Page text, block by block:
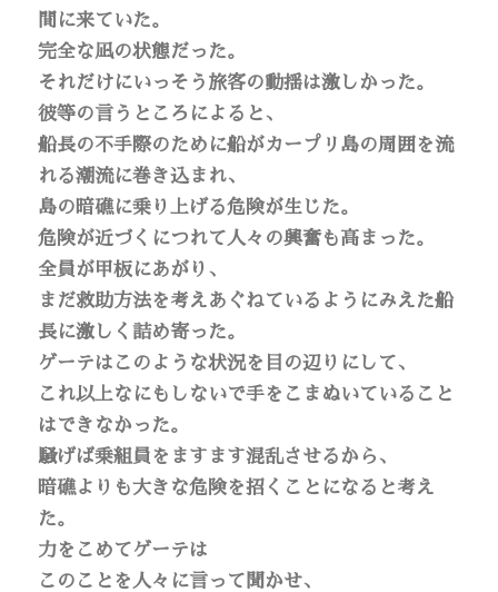
間に来ていた。
完全な凪の状態だった。
それだけにいっそう旅客の動揺は激しかった。
彼等の言うところによると、
船長の不手際のために船がカープリ島の周囲を流
れる潮流に巻き込まれ、
島の暗礁に乗り上げる危険が生じた。
危険が近づくにつれて人々の興奮も高まった。
全員が甲板にあがり、
まだ救助方法を考えあぐねているようにみえた船
長に激しく詰め寄った。
ゲーテはこのような状況を目の辺りにして、
これ以上なにもしないで手をこまぬいていること
はできなかった。
騒げば乗組員をますます混乱させるから、
暗礁よりも大きな危険を招くことになると考え
た。
力をこめてゲーテは
このことを人々に言って聞かせ、